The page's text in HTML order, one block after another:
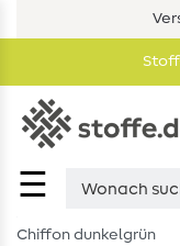
☰
Chiffon dunkelgrün